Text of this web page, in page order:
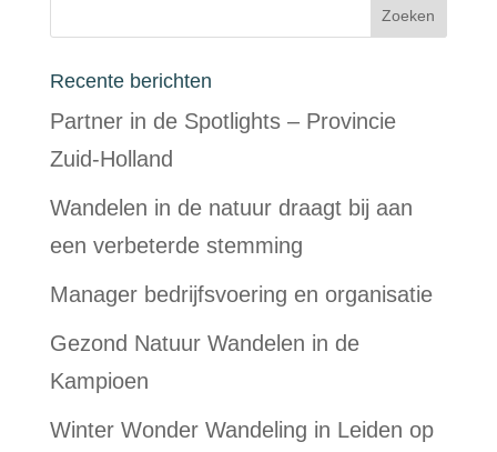
Recente berichten
Partner in de Spotlights – Provincie
Zuid-Holland
Wandelen in de natuur draagt bij aan
een verbeterde stemming
Manager bedrijfsvoering en organisatie
Gezond Natuur Wandelen in de
Kampioen
Winter Wonder Wandeling in Leiden op